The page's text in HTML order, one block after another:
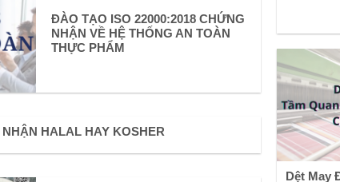
ĐÀO TẠO ISO 22000:2018 CHỨNG
NHẬN VỀ HỆ THỐNG AN TOÀN
THỰC PHẨM
HALAL HAY KOSHER
Dệt May